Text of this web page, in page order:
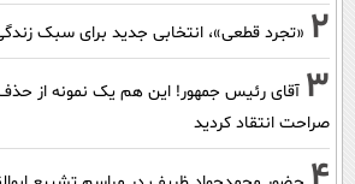
2 «تجرد قطعی»، انتخابی جدید برای سبک
3 آقای رئیس جمهور! این هم یک نمونه از
صراحت انتقاد کردید